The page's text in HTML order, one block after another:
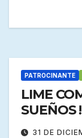
PATROCINANTE
LIME
31 DE